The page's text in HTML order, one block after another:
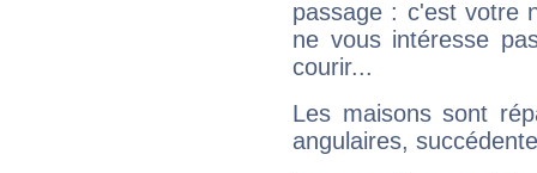
passage : c'est votre
ne vous intéresse
courir...
Les maisons sont
angulaires,